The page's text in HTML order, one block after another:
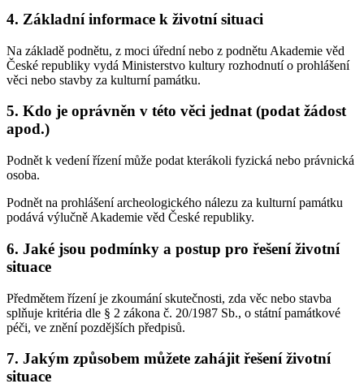
4. Základní informace k životní situaci
Na základě podnětu, z moci úřední nebo z podnětu Akademie věd
České republiky vydá Ministerstvo kultury rozhodnutí o prohlášení
věci nebo stavby za kulturní památku.
5. Kdo je oprávněn v této věci jednat (podat žádost
apod.)
Podnět k vedení řízení může podat kterákoli fyzická nebo právnická
osoba.
Podnět na prohlášení archeologického nálezu za kulturní památku
podává výlučně Akademie věd České republiky.
6. Jaké jsou podmínky a postup pro řešení životní
situace
Předmětem řízení je zkoumání skutečnosti, zda věc nebo stavba
splňuje kritéria dle § 2 zákona č. 20/1987 Sb., o státní památkové
péči, ve znění pozdějších předpisů.
7. Jakým způsobem můžete zahájit řešení životní
situace